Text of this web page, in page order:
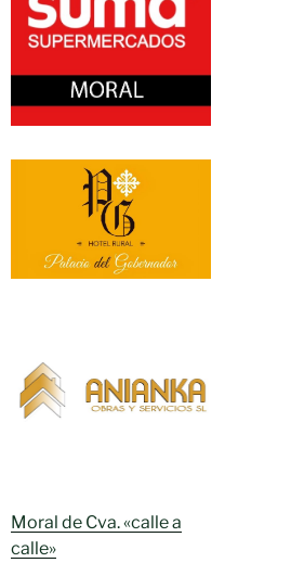
Moral de Cva. «calle a
calle»